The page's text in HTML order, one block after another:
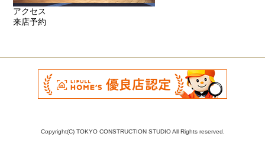
アクセス
来店予約
Copyright(C) TOKYO CONSTRUCTION STUDIO All Rights reserved.